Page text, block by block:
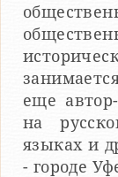
еще автор-
на
языках и
- городе